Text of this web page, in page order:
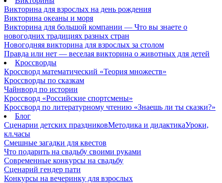
Викторина для взрослых на день рождения
Викторина океаны и моря
Викторина для большой компании — Что вы знаете о
новогодних традициях разных стран
Новогодняя викторина для взрослых за столом
Правда или нет — веселая викторина о животных для детей
Кроссворды
Кроссворд математический «Теория множеств»
Кроссворды по сказкам
Чайнворд по истории
Кроссворд «Российские спортсмены»
Кроссворд по литературному чтению «Знаешь ли ты сказки?»
Блог
Сценарии детских праздниковМетодика и дидактикаУроки,
кл.часы
Смешные загадки для квестов
Что подарить на свадьбу своими руками
Современные конкурсы на свадьбу
Сценарий гендер пати
Конкурсы на вечеринку для взрослых